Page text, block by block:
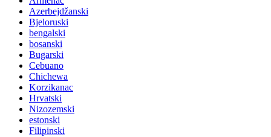
Azerbejdžanski
Bjeloruski
bengalski
bosanski
Bugarski
Cebuano
Chichewa
Korzikanac
Hrvatski
Nizozemski
estonski
Filipinski